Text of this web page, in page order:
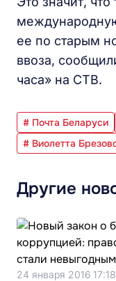
ее по старым
ввоза,
часа» на СТВ.
# Почта Беларуси
# Виолетта
Другие
24 января 2016 17:18